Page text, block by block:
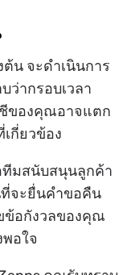
น จะดำเนินการ
ว่ากรอบเวลา
ของคุณอาจแตก
กี่ยวข้อง
ทีมสนับสนุนลูกค้า
ที่จะยื่นคำขอคืน
ข้อกังวลของคุณ
อใจ